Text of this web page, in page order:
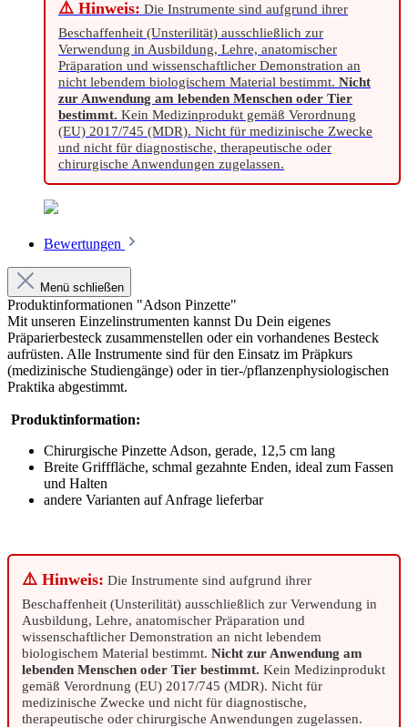
⚠️ Hinweis: Die Instrumente sind aufgrund ihrer
Beschaffenheit (Unsterilität) ausschließlich zur
Verwendung in Ausbildung, Lehre, anatomischer
Präparation und wissenschaftlicher Demonstration an
nicht lebendem biologischem Material bestimmt. Nicht
zur Anwendung am lebenden Menschen oder Tier
bestimmt. Kein Medizinprodukt gemäß Verordnung
(EU) 2017/745 (MDR). Nicht für medizinische Zwecke
und nicht für diagnostische, therapeutische oder
chirurgische Anwendungen zugelassen.
Bewertungen
Menü schließen
Produktinformationen "Adson Pinzette"
Mit unseren Einzelinstrumenten kannst Du Dein eigenes
Präparierbesteck zusammenstellen oder ein vorhandenes Besteck
aufrüsten. Alle Instrumente sind für den Einsatz im Präpkurs
(medizinische Studiengänge) oder in tier-/pflanzenphysiologischen
Praktika abgestimmt.
Produktinformation:
Chirurgische Pinzette Adson, gerade, 12,5 cm lang
Breite Grifffläche, schmal gezahnte Enden, ideal zum Fassen
und Halten
andere Varianten auf Anfrage lieferbar
⚠️ Hinweis: Die Instrumente sind aufgrund ihrer
Beschaffenheit (Unsterilität) ausschließlich zur Verwendung in
Ausbildung, Lehre, anatomischer Präparation und
wissenschaftlicher Demonstration an nicht lebendem
biologischem Material bestimmt. Nicht zur Anwendung am
lebenden Menschen oder Tier bestimmt. Kein Medizinprodukt
gemäß Verordnung (EU) 2017/745 (MDR). Nicht für
medizinische Zwecke und nicht für diagnostische,
therapeutische oder chirurgische Anwendungen zugelassen.